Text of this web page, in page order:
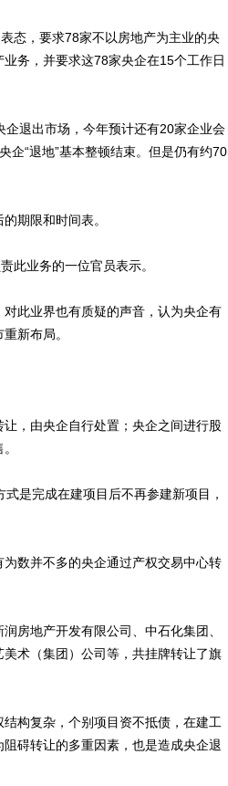
，要求78家不以房地产为主业的央
务，并要求这78家央企在15个工作日
退出市场，今年预计还有20家企业会
企“退地”基本整顿结束。但是仍有约70
期限和时间表。
业务的一位官员表示。
此业界也有质疑的声音，认为央企有
新布局。
，由央企自行处置；央企之间进行股
是完成在建项目后不再参建新项目，
数并不多的央企通过产权交易中心转
地产开发有限公司、中石化集团、
术（集团）公司等，共挂牌转让了旗
构复杂，个别项目资不抵债，在建工
碍转让的多重因素，也是造成央企退